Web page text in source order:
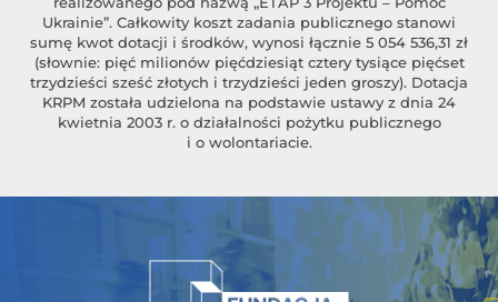
Ukrainie”. Całkowity koszt zadania publicznego stanowi
sumę kwot dotacji i środków, wynosi łącznie 5 054 536,31 zł
(słownie: pięć milionów pięćdziesiąt cztery tysiące pięćset
trzydzieści sześć złotych i trzydzieści jeden groszy). Dotacja
KRPM została udzielona na podstawie ustawy z dnia 24
kwietnia 2003 r. o działalności pożytku publicznego
i o wolontariacie.